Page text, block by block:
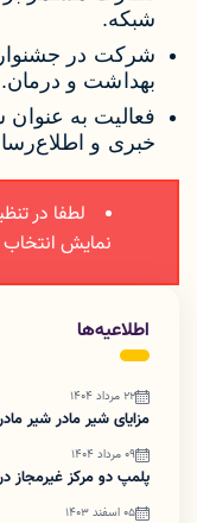
شبکه.
شرکت در
بهداشت و درمان.
فعالیت به
خبری و
لطفا در
نمایش انتخاب
اطلاعیه‌ها
22 مرداد 1404
مزایای شیر مادر شیر
09 مرداد 1404
پلمپ دو مرکز غیرمجاز
05 اسفند 1403